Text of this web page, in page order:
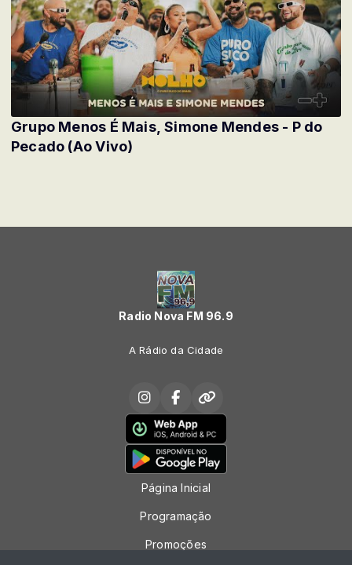
Grupo Menos É Mais, Simone Mendes - P do
Pecado (Ao Vivo)
Radio Nova FM 96.9
A Rádio da Cidade
Página Inicial
Programação
Promoções